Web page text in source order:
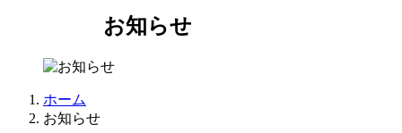
お知らせ
ホーム
お知らせ